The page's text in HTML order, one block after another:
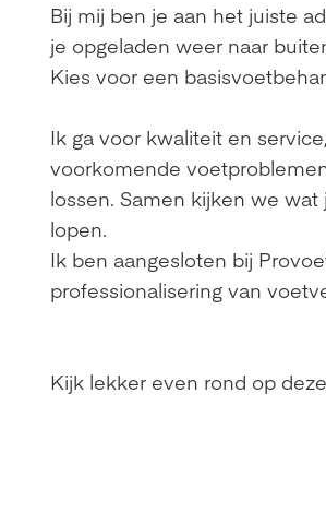
Bij mij ben je aan het juiste
je opgeladen weer naar
Kies voor een
Ik ga voor kwaliteit en
voorkomende
lossen. Samen kijken we
lopen.
Ik ben aangesloten bij
professionalisering van
Kijk lekker even rond op